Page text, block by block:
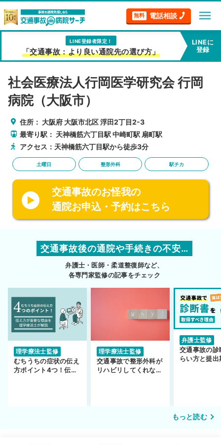
無料 電話相談 menu
LINE登録者限定！
「交通事故：より良い通院先の選び方」
LINEに
登録
社会医療法人行岡医学研究会 行岡
病院（大阪市）
住所： 大阪府 大阪市北区浮田2丁目2-3
最寄り駅： 天神橋筋六丁目駅 中崎町駅 扇町駅
アクセス：天神橋筋六丁目駅から徒歩3分
土曜日 整形外科 駅チカ
交通事故のお怪我の
通院お申込・予約はこちら
交通事故後の通院や手続きの不安…
弁護士・医師・柔道整復師など、
各専門家監修の記事をチェック
理学療法士監修
むちうちの症状の伝え
方ポイント4つ！伝え
理学療法士監修
交通事故で整形外科が
リハビリしてくれな
弁護士監修
交通事故の診
らい方と提
もっと読む